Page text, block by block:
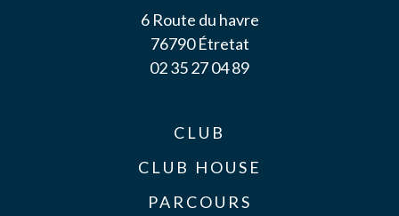
6 Route du havre
76790 Étretat
02 35 27 04 89
CLUB
CLUB HOUSE
PARCOURS